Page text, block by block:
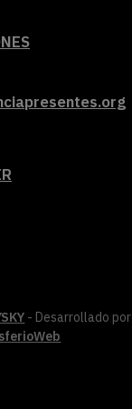
- Desarrollado por